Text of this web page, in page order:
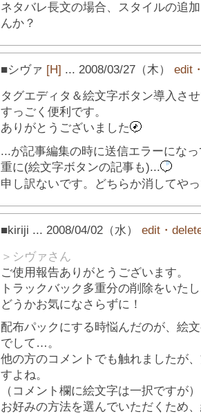
ネタバレ長文の場合、スタイルの追
んか？
■シヴァ [H] ... 2008/03/27（木） edit
タグエディタ＆絵文字ボタン導入さ
すっごく便利です。
ありがとうございました
...が記事編集の時に送信エラーにな
重に(絵文字ボタンの記事も)...
申し訳ないです。どちらか消してや
■kiriji ... 2008/04/02（水） edit・
＞シヴァさん
ご使用報告ありがとうございます。
トラックバック多重分の削除をいた
どうかお気になさらずに！
配布パックにする時悩んだのが、絵
でして…。
他の方のコメントでも触れましたが
すよね。
（コメント欄に絵文字は一択ですが）
お好みの方法を選んでいただくため